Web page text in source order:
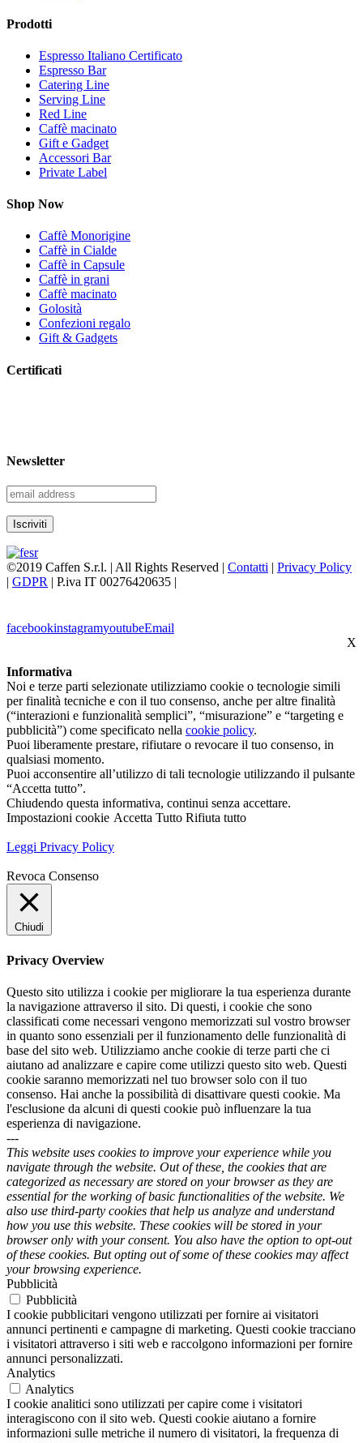
Prodotti
Espresso Italiano Certificato
Espresso Bar
Catering Line
Serving Line
Red Line
Caffè macinato
Gift e Gadget
Accessori Bar
Private Label
Shop Now
Caffè Monorigine
Caffè in Cialde
Caffè in Capsule
Caffè in grani
Caffè macinato
Golosità
Confezioni regalo
Gift & Gadgets
Certificati
Newsletter
©2019 Caffen S.r.l. | All Rights Reserved | Contatti | Privacy Policy
| GDPR | P.iva IT 00276420635 |
facebookinstagramyoutubeEmail
X
Informativa
Noi e terze parti selezionate utilizziamo cookie o tecnologie simili
per finalità tecniche e con il tuo consenso, anche per altre finalità
(“interazioni e funzionalità semplici”, “misurazione” e “targeting e
pubblicità”) come specificato nella cookie policy.
Puoi liberamente prestare, rifiutare o revocare il tuo consenso, in
qualsiasi momento.
Puoi acconsentire all’utilizzo di tali tecnologie utilizzando il pulsante
“Accetta tutto”.
Chiudendo questa informativa, continui senza accettare.
Impostazioni cookie Accetta Tutto Rifiuta tutto
Leggi Privacy Policy
Revoca Consenso
Chiudi
Privacy Overview
Questo sito utilizza i cookie per migliorare la tua esperienza durante
la navigazione attraverso il sito. Di questi, i cookie che sono
classificati come necessari vengono memorizzati sul vostro browser
in quanto sono essenziali per il funzionamento delle funzionalità di
base del sito web. Utilizziamo anche cookie di terze parti che ci
aiutano ad analizzare e capire come utilizzi questo sito web. Questi
cookie saranno memorizzati nel tuo browser solo con il tuo
consenso. Hai anche la possibilità di disattivare questi cookie. Ma
l'esclusione da alcuni di questi cookie può influenzare la tua
esperienza di navigazione.
---
This website uses cookies to improve your experience while you
navigate through the website. Out of these, the cookies that are
categorized as necessary are stored on your browser as they are
essential for the working of basic functionalities of the website. We
also use third-party cookies that help us analyze and understand
how you use this website. These cookies will be stored in your
browser only with your consent. You also have the option to opt-out
of these cookies. But opting out of some of these cookies may affect
your browsing experience.
Pubblicità
Pubblicità
I cookie pubblicitari vengono utilizzati per fornire ai visitatori
annunci pertinenti e campagne di marketing. Questi cookie tracciano
i visitatori attraverso i siti web e raccolgono informazioni per fornire
annunci personalizzati.
Analytics
Analytics
I cookie analitici sono utilizzati per capire come i visitatori
interagiscono con il sito web. Questi cookie aiutano a fornire
informazioni sulle metriche il numero di visitatori, la frequenza di